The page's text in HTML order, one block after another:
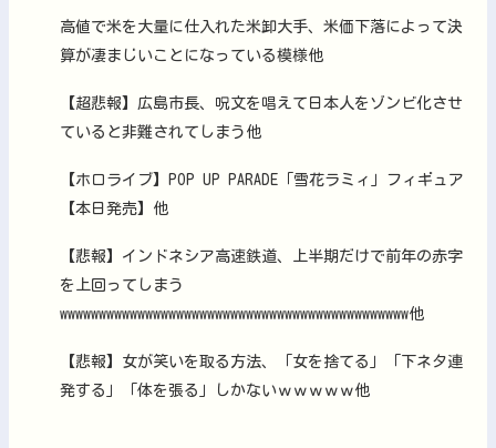
高値で米を大量に仕入れた米卸大手、米価下落によって決
算が凄まじいことになっている模様他
【超悲報】広島市長、呪文を唱えて日本人をゾンビ化させ
ていると非難されてしまう他
【ホロライブ】POP UP PARADE「雪花ラミィ」フィギュア
【本日発売】他
【悲報】インドネシア高速鉄道、上半期だけで前年の赤字
を上回ってしまう
wwwwwwwwwwwwwwwwwwwwwwwwwwwwwwwwwwwwwwwwwwwww他
【悲報】女が笑いを取る方法、「女を捨てる」「下ネタ連
発する」「体を張る」しかないｗｗｗｗｗ他